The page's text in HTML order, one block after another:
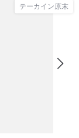
テーカイン原末